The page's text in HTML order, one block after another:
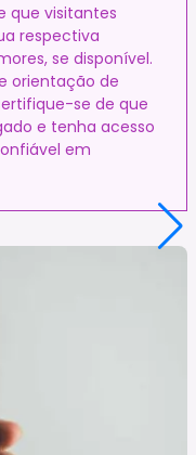
que visitantes
respectiva
se disponível.
orientação de
se de que
e tenha acesso
em